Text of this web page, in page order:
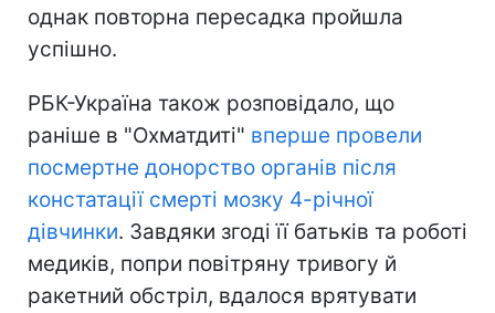
однак повторна пересадка пройшла
успішно.
РБК-Україна також розповідало, що
раніше в "Охматдиті" вперше провели
посмертне донорство органів після
констатації смерті мозку 4-річної
дівчинки. Завдяки згоді її батьків та роботі
медиків, попри повітряну тривогу й
ракетний обстріл, вдалося врятувати